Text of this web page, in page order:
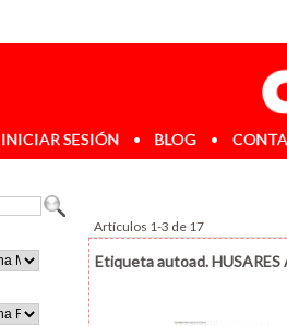
INICIAR SESIÓN • BLOG •
Artículos 1-3 de 17
Etiqueta autoad. HUSARES